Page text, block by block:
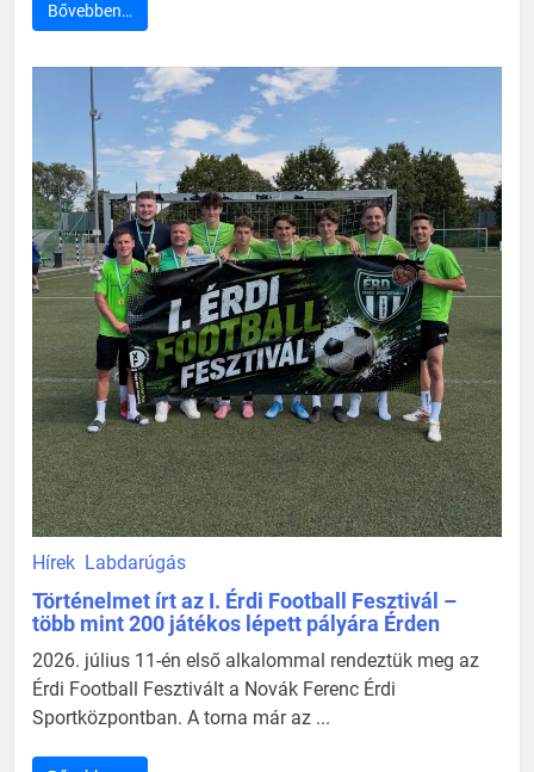
Bővebben…
Hírek Labdarúgás
Történelmet írt az I. Érdi Football Fesztivál –
több mint 200 játékos lépett pályára Érden
2026. július 11-én első alkalommal rendeztük meg az
Érdi Football Fesztivált a Novák Ferenc Érdi
Sportközpontban. A torna már az ...